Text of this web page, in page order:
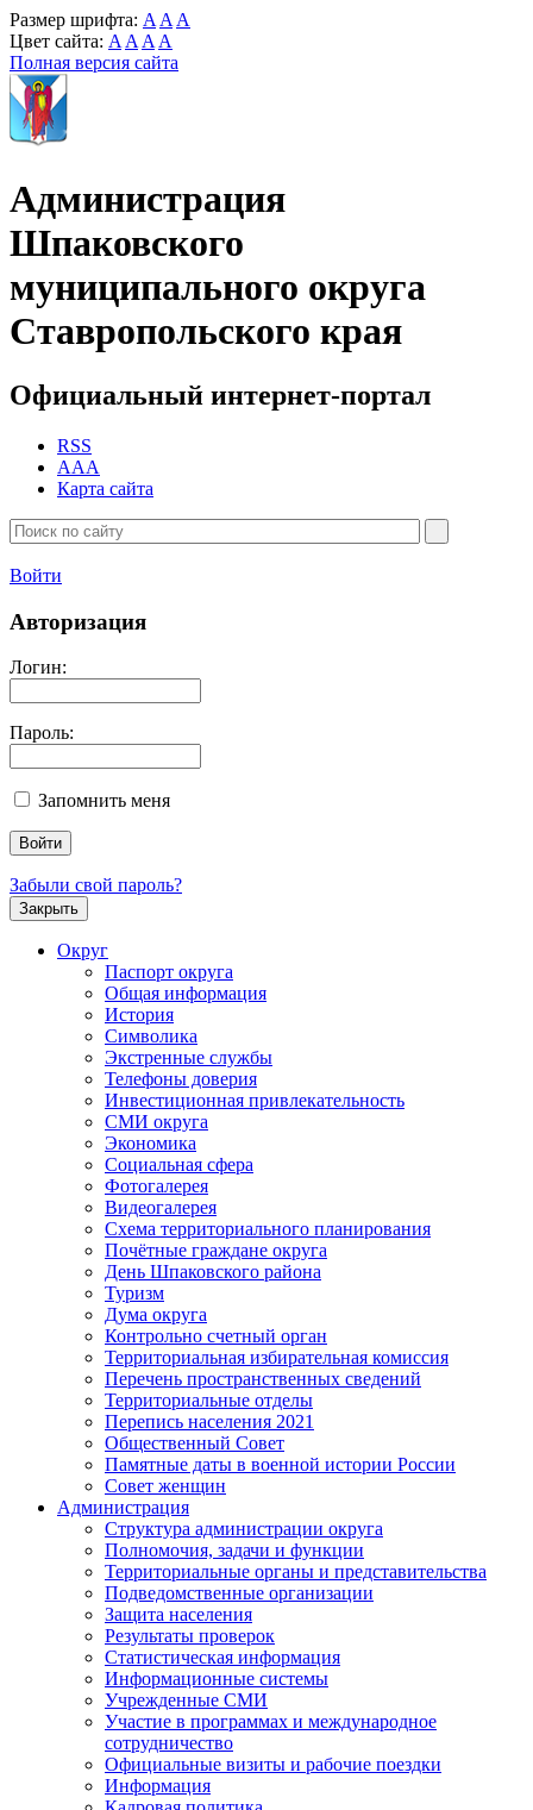
Размер шрифта: A A A
Цвет сайта: A A A A
Полная версия сайта
Администрация
Шпаковского
муниципального округа
Ставропольского края
Официальный интернет-портал
RSS
AAA
Карта сайта
Войти
Авторизация
Логин:
Пароль:
Запомнить меня
Забыли свой пароль?
Закрыть
Округ
Паспорт округа
Общая информация
История
Символика
Экстренные службы
Телефоны доверия
Инвестиционная привлекательность
СМИ округа
Экономика
Социальная сфера
Фотогалерея
Видеогалерея
Схема территориального планирования
Почётные граждане округа
День Шпаковского района
Туризм
Дума округа
Контрольно счетный орган
Территориальная избирательная комиссия
Перечень пространственных сведений
Территориальные отделы
Перепись населения 2021
Общественный Совет
Памятные даты в военной истории России
Совет женщин
Администрация
Структура администрации округа
Полномочия, задачи и функции
Территориальные органы и представительства
Подведомственные организации
Защита населения
Результаты проверок
Статистическая информация
Информационные системы
Учрежденные СМИ
Участие в программах и международное
сотрудничество
Официальные визиты и рабочие поездки
Информация